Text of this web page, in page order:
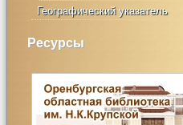
Географический указатель
Ресурсы